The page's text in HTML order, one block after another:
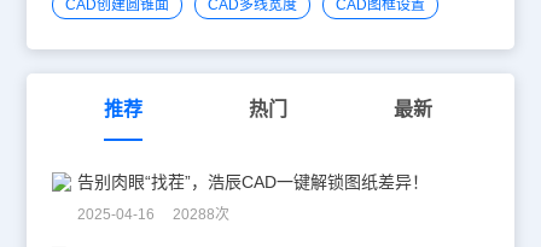
CAD创建圆锥面 CAD多线宽度 CAD图框设置
推荐 热门 最新
告别肉眼“找茬”，浩辰CAD一键解锁图纸差异！
2025-04-16 20288次